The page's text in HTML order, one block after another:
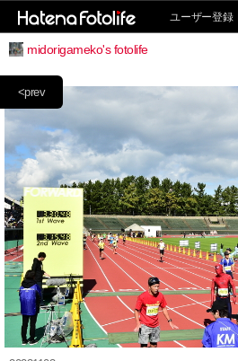
ユーザー登録
midorigameko's fotolife
<prev